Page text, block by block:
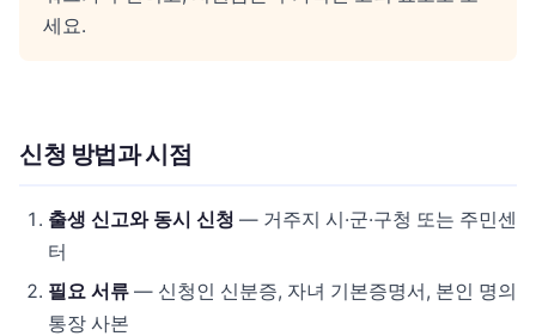
세요.
신청 방법과 시점
출생 신고와 동시 신청 — 거주지 시·군·구청 또는 주민센
터
필요 서류 — 신청인 신분증, 자녀 기본증명서, 본인 명의
통장 사본